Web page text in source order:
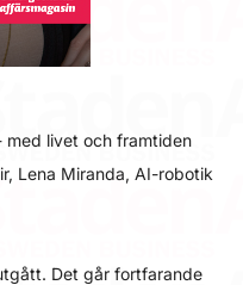
med livet och framtiden
Lena Miranda, AI-robotik
Det går fortfarande